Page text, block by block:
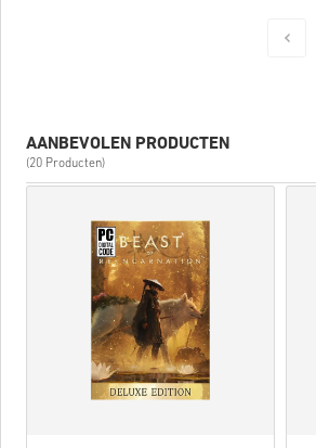
AANBEVOLEN PRODUCTEN
(20 Producten)